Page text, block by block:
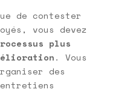
de contester
vous devez
plus
. Vous
des